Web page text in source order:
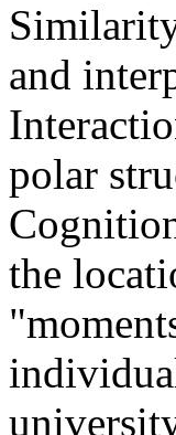
and
polar
the